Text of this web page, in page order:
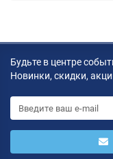
Будьте в центре
Новинки, скидки,